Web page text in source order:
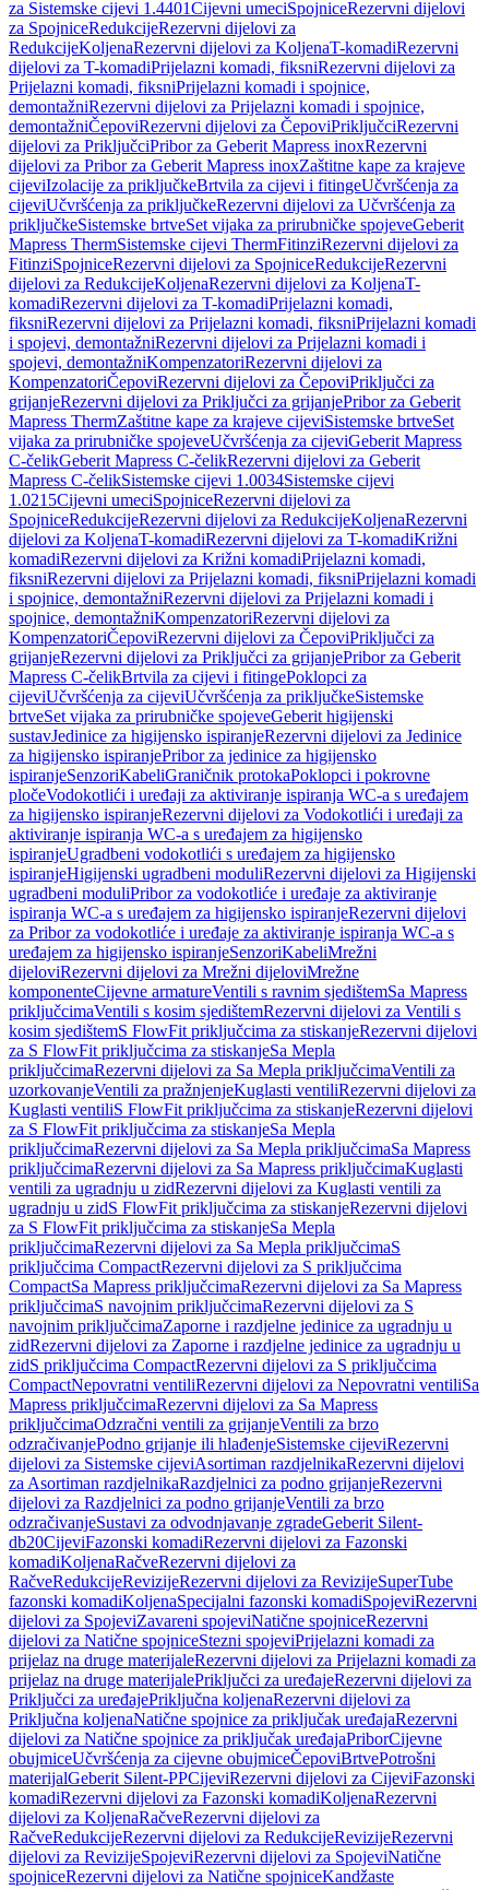
za Sistemske cijevi 1.4401Cijevni umeciSpojniceRezervni dijelovi
za SpojniceRedukcijeRezervni dijelovi za
RedukcijeKoljenaRezervni dijelovi za KoljenaT-komadiRezervni
dijelovi za T-komadiPrijelazni komadi, fiksniRezervni dijelovi za
Prijelazni komadi, fiksniPrijelazni komadi i spojnice,
demontažniRezervni dijelovi za Prijelazni komadi i spojnice,
demontažniČepoviRezervni dijelovi za ČepoviPriključciRezervni
dijelovi za PriključciPribor za Geberit Mapress inoxRezervni
dijelovi za Pribor za Geberit Mapress inoxZaštitne kape za krajeve
cijeviIzolacije za priključkeBrtvila za cijevi i fitingeUčvršćenja za
cijeviUčvršćenja za priključkeRezervni dijelovi za Učvršćenja za
priključkeSistemske brtveSet vijaka za prirubničke spojeveGeberit
Mapress ThermSistemske cijevi ThermFitinziRezervni dijelovi za
FitinziSpojniceRezervni dijelovi za SpojniceRedukcijeRezervni
dijelovi za RedukcijeKoljenaRezervni dijelovi za KoljenaT-
komadiRezervni dijelovi za T-komadiPrijelazni komadi,
fiksniRezervni dijelovi za Prijelazni komadi, fiksniPrijelazni komadi
i spojevi, demontažniRezervni dijelovi za Prijelazni komadi i
spojevi, demontažniKompenzatoriRezervni dijelovi za
KompenzatoriČepoviRezervni dijelovi za ČepoviPriključci za
grijanjeRezervni dijelovi za Priključci za grijanjePribor za Geberit
Mapress ThermZaštitne kape za krajeve cijeviSistemske brtveSet
vijaka za prirubničke spojeveUčvršćenja za cijeviGeberit Mapress
C-čelikGeberit Mapress C-čelikRezervni dijelovi za Geberit
Mapress C-čelikSistemske cijevi 1.0034Sistemske cijevi
1.0215Cijevni umeciSpojniceRezervni dijelovi za
SpojniceRedukcijeRezervni dijelovi za RedukcijeKoljenaRezervni
dijelovi za KoljenaT-komadiRezervni dijelovi za T-komadiKrižni
komadiRezervni dijelovi za Križni komadiPrijelazni komadi,
fiksniRezervni dijelovi za Prijelazni komadi, fiksniPrijelazni komadi
i spojnice, demontažniRezervni dijelovi za Prijelazni komadi i
spojnice, demontažniKompenzatoriRezervni dijelovi za
KompenzatoriČepoviRezervni dijelovi za ČepoviPriključci za
grijanjeRezervni dijelovi za Priključci za grijanjePribor za Geberit
Mapress C-čelikBrtvila za cijevi i fitingePoklopci za
cijeviUčvršćenja za cijeviUčvršćenja za priključkeSistemske
brtveSet vijaka za prirubničke spojeveGeberit higijenski
sustavJedinice za higijensko ispiranjeRezervni dijelovi za Jedinice
za higijensko ispiranjePribor za jedinice za higijensko
ispiranjeSenzoriKabeliGraničnik protokaPoklopci i pokrovne
pločeVodokotlići i uređaji za aktiviranje ispiranja WC-a s uređajem
za higijensko ispiranjeRezervni dijelovi za Vodokotlići i uređaji za
aktiviranje ispiranja WC-a s uređajem za higijensko
ispiranjeUgradbeni vodokotlići s uređajem za higijensko
ispiranjeHigijenski ugradbeni moduliRezervni dijelovi za Higijenski
ugradbeni moduliPribor za vodokotliće i uređaje za aktiviranje
ispiranja WC-a s uređajem za higijensko ispiranjeRezervni dijelovi
za Pribor za vodokotliće i uređaje za aktiviranje ispiranja WC-a s
uređajem za higijensko ispiranjeSenzoriKabeliMrežni
dijeloviRezervni dijelovi za Mrežni dijeloviMrežne
komponenteCijevne armatureVentili s ravnim sjedištemSa Mapress
priključcimaVentili s kosim sjedištemRezervni dijelovi za Ventili s
kosim sjedištemS FlowFit priključcima za stiskanjeRezervni dijelovi
za S FlowFit priključcima za stiskanjeSa Mepla
priključcimaRezervni dijelovi za Sa Mepla priključcimaVentili za
uzorkovanjeVentili za pražnjenjeKuglasti ventiliRezervni dijelovi za
Kuglasti ventiliS FlowFit priključcima za stiskanjeRezervni dijelovi
za S FlowFit priključcima za stiskanjeSa Mepla
priključcimaRezervni dijelovi za Sa Mepla priključcimaSa Mapress
priključcimaRezervni dijelovi za Sa Mapress priključcimaKuglasti
ventili za ugradnju u zidRezervni dijelovi za Kuglasti ventili za
ugradnju u zidS FlowFit priključcima za stiskanjeRezervni dijelovi
za S FlowFit priključcima za stiskanjeSa Mepla
priključcimaRezervni dijelovi za Sa Mepla priključcimaS
priključcima CompactRezervni dijelovi za S priključcima
CompactSa Mapress priključcimaRezervni dijelovi za Sa Mapress
priključcimaS navojnim priključcimaRezervni dijelovi za S
navojnim priključcimaZaporne i razdjelne jedinice za ugradnju u
zidRezervni dijelovi za Zaporne i razdjelne jedinice za ugradnju u
zidS priključcima CompactRezervni dijelovi za S priključcima
CompactNepovratni ventiliRezervni dijelovi za Nepovratni ventiliSa
Mapress priključcimaRezervni dijelovi za Sa Mapress
priključcimaOdzračni ventili za grijanjeVentili za brzo
odzračivanjePodno grijanje ili hlađenjeSistemske cijeviRezervni
dijelovi za Sistemske cijeviAsortiman razdjelnikaRezervni dijelovi
za Asortiman razdjelnikaRazdjelnici za podno grijanjeRezervni
dijelovi za Razdjelnici za podno grijanjeVentili za brzo
odzračivanjeSustavi za odvodnjavanje zgradeGeberit Silent-
db20CijeviFazonski komadiRezervni dijelovi za Fazonski
komadiKoljenaRačveRezervni dijelovi za
RačveRedukcijeRevizijeRezervni dijelovi za RevizijeSuperTube
fazonski komadiKoljenaSpecijalni fazonski komadiSpojeviRezervni
dijelovi za SpojeviZavareni spojeviNatične spojniceRezervni
dijelovi za Natične spojniceStezni spojeviPrijelazni komadi za
prijelaz na druge materijaleRezervni dijelovi za Prijelazni komadi za
prijelaz na druge materijalePriključci za uređajeRezervni dijelovi za
Priključci za uređajePriključna koljenaRezervni dijelovi za
Priključna koljenaNatične spojnice za priključak uređajaRezervni
dijelovi za Natične spojnice za priključak uređajaPriborCijevne
obujmiceUčvršćenja za cijevne obujmiceČepoviBrtvePotrošni
materijalGeberit Silent-PPCijeviRezervni dijelovi za CijeviFazonski
komadiRezervni dijelovi za Fazonski komadiKoljenaRezervni
dijelovi za KoljenaRačveRezervni dijelovi za
RačveRedukcijeRezervni dijelovi za RedukcijeRevizijeRezervni
dijelovi za RevizijeSpojeviRezervni dijelovi za SpojeviNatične
spojniceRezervni dijelovi za Natične spojniceKandžaste